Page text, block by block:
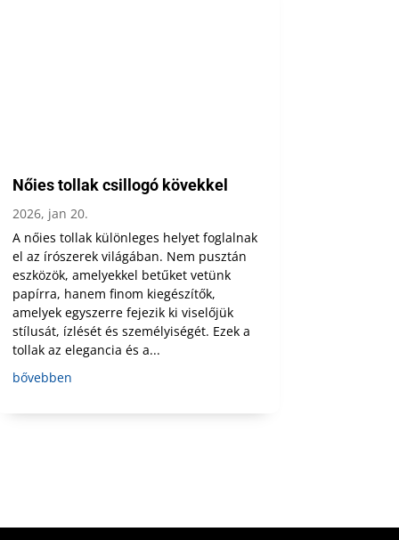
Nőies tollak csillogó kövekkel
2026, jan 20.
A nőies tollak különleges helyet foglalnak
el az írószerek világában. Nem pusztán
eszközök, amelyekkel betűket vetünk
papírra, hanem finom kiegészítők,
amelyek egyszerre fejezik ki viselőjük
stílusát, ízlését és személyiségét. Ezek a
tollak az elegancia és a...
bővebben